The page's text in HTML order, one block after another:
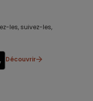
les, suivez-les,
Découvrir